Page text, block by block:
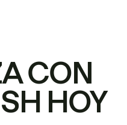
CON
HOY